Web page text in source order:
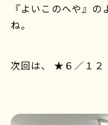
『よいこのへや』
ね。
次回は、 ★６／１２